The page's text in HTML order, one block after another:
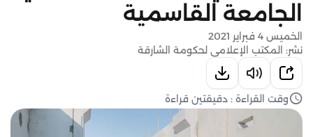
الجامعة القاسمية
الخميس 4 فبراير 2021
نشر: المكتب الإعلامي لحكومة الشارقة
وقت القراءة : دقيقتين قراءة